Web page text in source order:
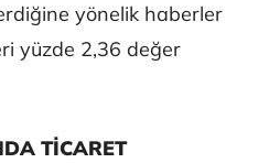
yönelik haberler
yüzde 2,36 değer
TİCARET